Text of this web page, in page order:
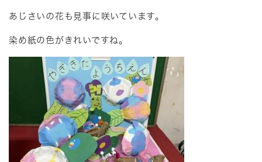
あじさいの花も見事に咲いています。
染め紙の色がきれいですね。